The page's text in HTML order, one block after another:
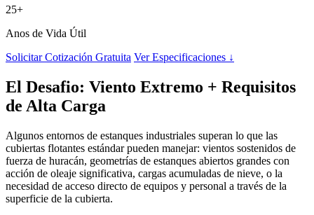
25+
Anos de Vida Útil
Solicitar Cotización Gratuita Ver Especificaciones ↓
El Desafio: Viento Extremo + Requisitos
de Alta Carga
Algunos entornos de estanques industriales superan lo que las
cubiertas flotantes estándar pueden manejar: vientos sostenidos de
fuerza de huracán, geometrías de estanques abiertos grandes con
acción de oleaje significativa, cargas acumuladas de nieve, o la
necesidad de acceso directo de equipos y personal a través de la
superficie de la cubierta.